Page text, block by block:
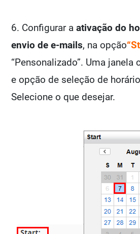
6. Configurar a ativação do
envio de e-mails, na opção
“Pensonalizado”. Uma janela
e opção de seleção de
Selecione o que desejar.